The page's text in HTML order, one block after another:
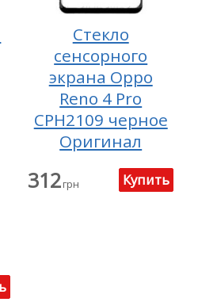
Стекло
сенсорного
экрана Oppo
Reno 4 Pro
CPH2109 черное
Оригинал
312грн